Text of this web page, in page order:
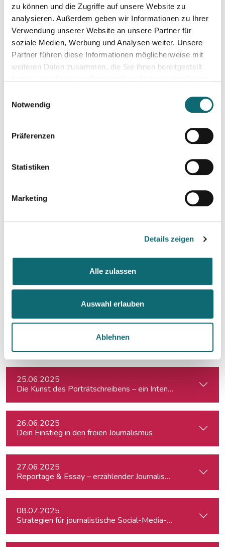
zu können und die Zugriffe auf unsere Website zu
analysieren. Außerdem geben wir Informationen zu Ihrer
Verwendung unserer Website an unsere Partner für
soziale Medien, Werbung und Analysen weiter. Unsere
Partner führen diese Informationen möglicherweise mit
weiteren Daten zusammen, die Sie ihnen bereitgestellt
Notwendig
Präferenzen
Statistiken
Marketing
Details zeigen
Alle zulassen
Auswahl erlauben
Ablehnen
06.05.2025
Professionelle Aufnahmetechnik für Podcasts & Radio
07.05.2025
Speak and Shine - "Stimmig sprechen" für Podcast,
Schnitt- und Audiotechnik für Podcasts (Einsteiger:innen)
Abenteuer Sachbuch. Sachbücher schreiben für
19.05.2025
Texten fürs Ohr – Schreiben für Audio-Formate
23.06.2025
Crashkurs Sprechtraining
25.06.2025
Die Kunst des Porträtschreibens – ein Intensiv-Workshop
26.06.2025
Dein Einstieg in den freien Journalismus
27.06.2025
Reportage & Essay – erzählender Journalismus
08.07.2025
Strategien für journalistische Social-Media-Recherchen